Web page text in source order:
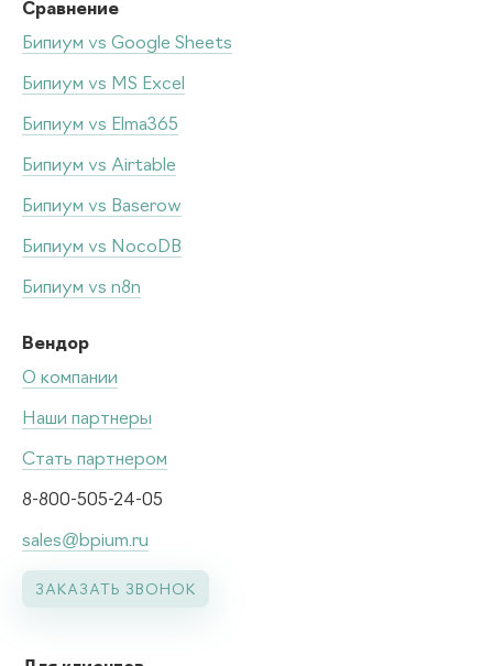
Сравнение
Бипиум vs Google Sheets
Бипиум vs MS Excel
Бипиум vs Elma365
Бипиум vs Airtable
Бипиум vs Baserow
Бипиум vs NocoDB
Бипиум vs n8n
Вендор
О компании
Наши партнеры
Стать партнером
8-800-505-24-05
sales@bpium.ru
ЗАКАЗАТЬ ЗВОНОК